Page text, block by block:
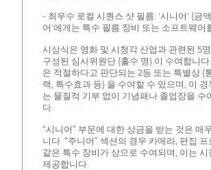
- 최우수 로컬 시퀀스 샷 필름: '시니어' (금
어'에게는 특수 필름 장비 또는 소프트웨어
시상식은 영화 및 시청각 산업과 관련된 5
구성된 심사위원단 (홀수 명) 이 수여합니
은 적절하다고 판단되는 2등 또는 특별상 (
랙, 특수효과 등) 을 수여할 수 있으며, 이 경
는 물질적 기부 없이 기념패나 졸업장을 수
다.
“시니어” 부문에 대한 상금을 받는 것은 매
니다. “주니어” 섹션의 경우 카메라, 편집
같은 특수 장비가 상으로 수여되며, 이는 시
제공합니다.